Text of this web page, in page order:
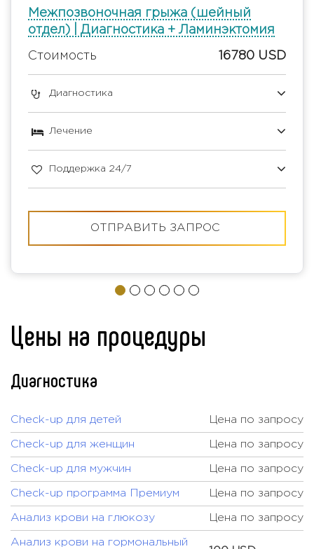
Межпозвоночная грыжа (шейный
отдел) | Диагностика + Ламинэктомия
Стоимость 16780 USD
Диагностика
Лечение
Поддержка 24/7
ОТПРАВИТЬ ЗАПРОС
Цены на процедуры
Диагностика
Check-up для детей Цена по запросу
Check-up для женщин Цена по запросу
Check-up для мужчин Цена по запросу
Check-up программа Премиум Цена по запросу
Анализ крови на глюкозу Цена по запросу
Анализ крови на гормональный